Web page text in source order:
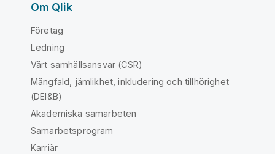
Om Qlik
Företag
Ledning
Vårt samhällsansvar (CSR)
Mångfald, jämlikhet, inkludering och tillhörighet
(DEI&B)
Akademiska samarbeten
Samarbetsprogram
Karriär